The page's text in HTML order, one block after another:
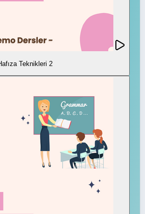
Teknikleri 2